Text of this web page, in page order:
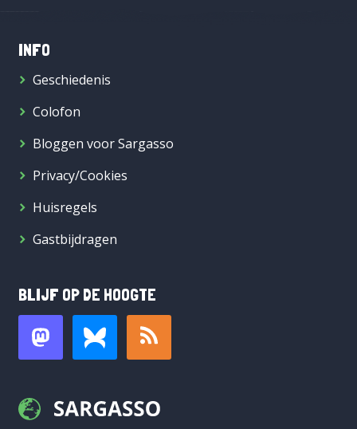
INFO
Geschiedenis
Colofon
Bloggen voor Sargasso
Privacy/Cookies
Huisregels
Gastbijdragen
BLIJF OP DE HOOGTE